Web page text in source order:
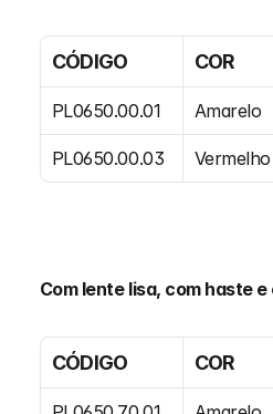
CÓDIGO COR
PL0650.00.01 Amarelo
PL0650.00.03 Vermelho
Com lente lisa, com haste
CÓDIGO COR